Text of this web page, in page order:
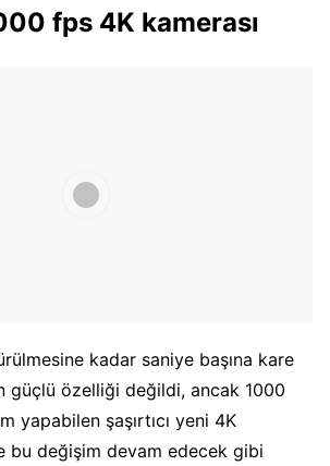
fps 4K kamerası
kadar saniye başına kare
güçlü özelliği değildi, ancak 1000
yapabilen şaşırtıcı yeni 4K
bu değişim devam edecek gibi